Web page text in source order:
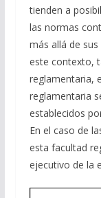
tienden a
las normas
más allá de
este contexto,
reglamentaria,
reglamentaria
establecidos
En el caso de
esta facultad
ejecutivo de la